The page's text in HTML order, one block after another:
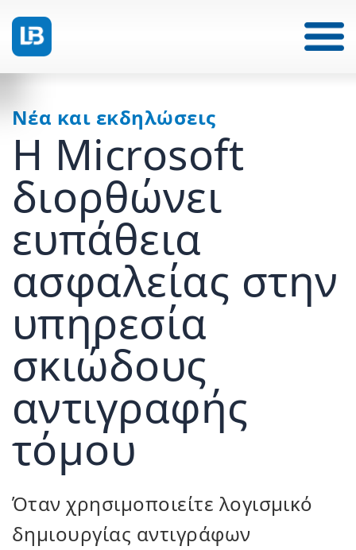
Νέα και εκδηλώσεις
Η Microsoft
διορθώνει
ευπάθεια
ασφαλείας στην
υπηρεσία
σκιώδους
αντιγραφής
τόμου
Όταν χρησιμοποιείτε λογισμικό
δημιουργίας αντιγράφων